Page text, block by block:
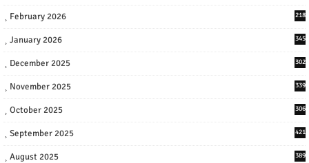
February 2026 218
January 2026 345
December 2025 302
November 2025 339
October 2025 306
September 2025 421
August 2025 389